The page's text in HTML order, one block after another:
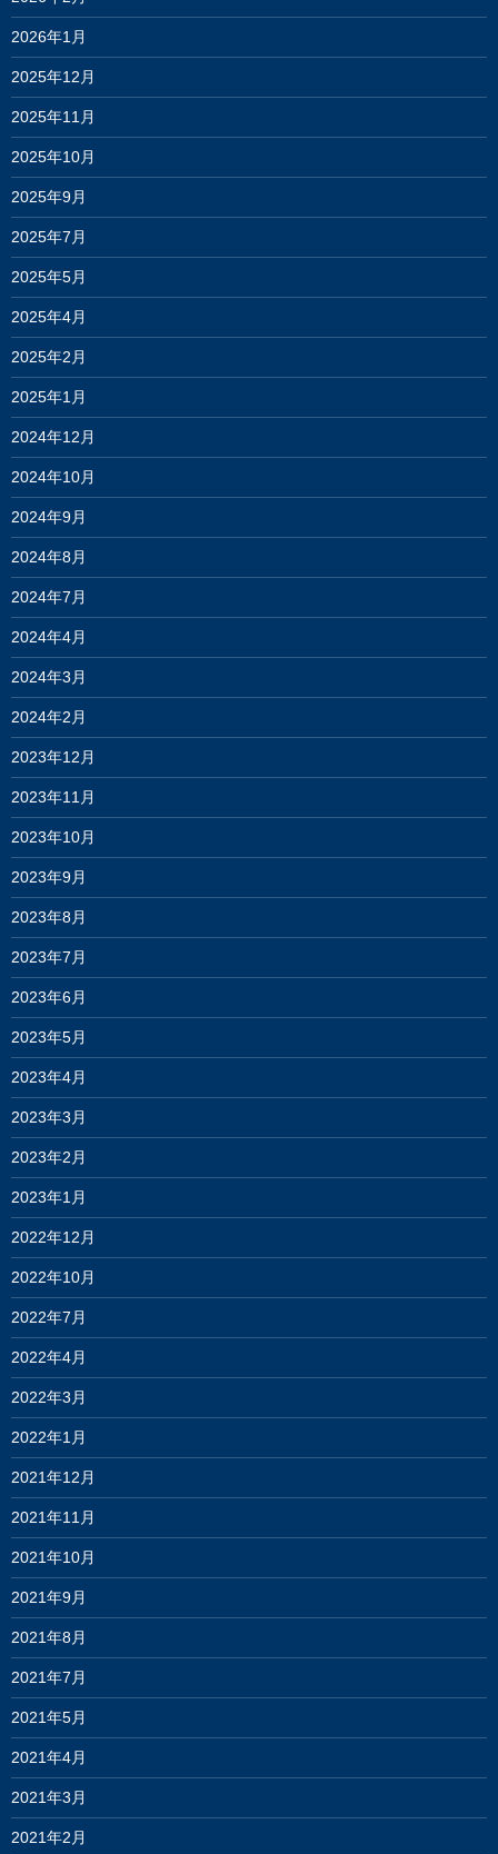
2026年1月
2025年12月
2025年11月
2025年10月
2025年9月
2025年7月
2025年5月
2025年4月
2025年2月
2025年1月
2024年12月
2024年10月
2024年9月
2024年8月
2024年7月
2024年4月
2024年3月
2024年2月
2023年12月
2023年11月
2023年10月
2023年9月
2023年8月
2023年7月
2023年6月
2023年5月
2023年4月
2023年3月
2023年2月
2023年1月
2022年12月
2022年10月
2022年7月
2022年4月
2022年3月
2022年1月
2021年12月
2021年11月
2021年10月
2021年9月
2021年8月
2021年7月
2021年5月
2021年4月
2021年3月
2021年2月